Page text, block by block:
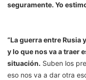
seguramente. Yo
“La guerra entre Rusia
y lo que nos va a traer
situación. Suben los
eso nos va a dar otra